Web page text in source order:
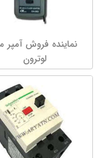
نماینده فروش آمپر
لوترون